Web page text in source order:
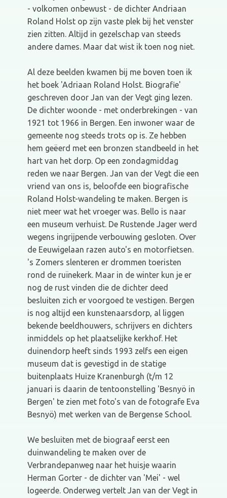
- volkomen onbewust - de dichter Andriaan
Roland Holst op zijn vaste plek bij het venster
zien zitten. Altijd in gezelschap van steeds
andere dames. Maar dat wist ik toen nog niet.
Al deze beelden kwamen bij me boven toen ik
het boek 'Adriaan Roland Holst. Biografie'
geschreven door Jan van der Vegt ging lezen.
De dichter woonde - met onderbrekingen - van
1921 tot 1966 in Bergen. Een inwoner waar de
gemeente nog steeds trots op is. Ze hebben
hem geëerd met een bronzen standbeeld in het
hart van het dorp. Op een zondagmiddag
reden we naar Bergen. Jan van der Vegt die een
vriend van ons is, beloofde een biografische
Roland Holst-wandeling te maken. Bergen is
niet meer wat het vroeger was. Bello is naar
een museum verhuist. De Rustende Jager werd
wegens ingrijpende verbouwing gesloten. Over
de Eeuwigelaan razen auto's en motorfietsen.
's Zomers slenteren er drommen toeristen
rond de ruïnekerk. Maar in de winter kun je er
nog de rust vinden die de dichter deed
besluiten zich er voorgoed te vestigen. Bergen
is nog altijd een kunstenaarsdorp, al liggen
bekende beeldhouwers, schrijvers en dichters
inmiddels op het plaatselijke kerkhof. Het
duinendorp heeft sinds 1993 zelfs een eigen
museum dat is gevestigd in de statige
buitenplaats Huize Kranenburgh (t/m 12
januari is daarin de tentoonstelling 'Besnyö in
Bergen' te zien met foto's van de fotografe Eva
Besnyö) met werken van de Bergense School.
We besluiten met de biograaf eerst een
duinwandeling te maken over de
Verbrandepanweg naar het huisje waarin
Herman Gorter - de dichter van 'Mei' - wel
logeerde. Onderweg vertelt Jan van der Vegt in